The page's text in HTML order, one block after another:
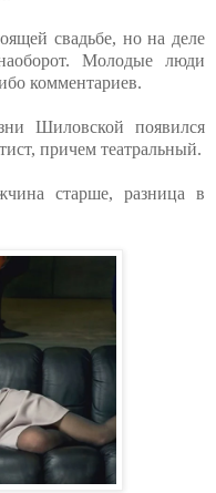
свадьбе, но на деле
Молодые люди
комментариев.
Шиловской появился
причем театральный.
старше, разница в